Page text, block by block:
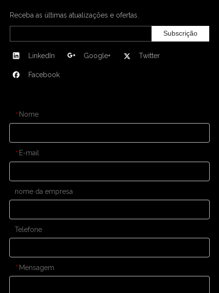
Receba as últimas atualizações e ofertas.
Subscrição
LinkedIn Google+ Twitter
Facebook
* Nome
* E-mail
nome da empresa
Telefone
* Mensagem